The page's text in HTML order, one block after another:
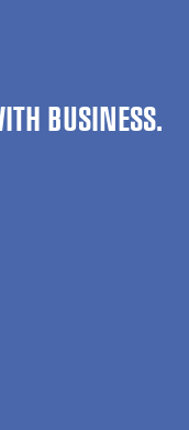
BUSINESS.